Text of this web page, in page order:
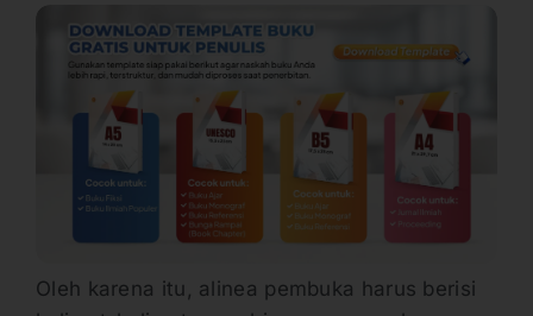
Oleh karena itu, alinea pembuka harus berisi